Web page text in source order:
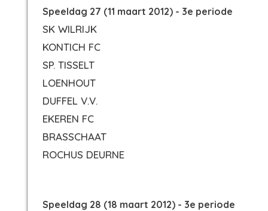
Speeldag 27 (11 maart 2012) - 3e periode
SK WILRIJK
KONTICH FC
SP. TISSELT
LOENHOUT
DUFFEL V.V.
EKEREN FC
BRASSCHAAT
ROCHUS DEURNE
Speeldag 28 (18 maart 2012) - 3e periode